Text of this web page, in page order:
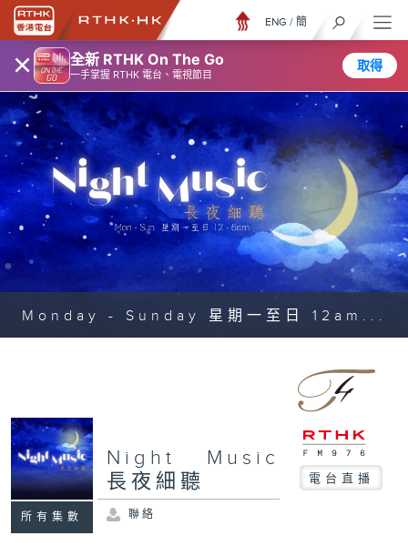
× 全新 RTHK On The Go
一手掌握 RTHK 電台、電視節目
取得
ENG / 簡
Monday - Sunday 星期一至日 12am...
所有集數
Night Music
長夜細聽
電台直播
聯絡